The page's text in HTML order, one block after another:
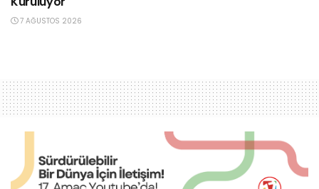
7 AĞUSTOS 2026